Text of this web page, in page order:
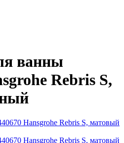
ванны
Rebris S,